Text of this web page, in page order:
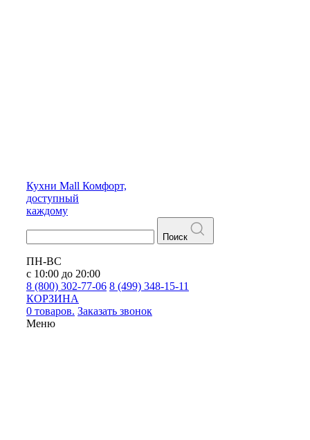
Кухни Mall Комфорт,
доступный
каждому
Поиск
ПН-ВС
с 10:00 до 20:00
8 (800) 302-77-06 8 (499) 348-15-11
КОРЗИНА
0 товаров. Заказать звонок
Меню